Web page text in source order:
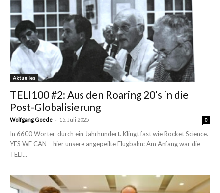
Aktuelles
TELI100 #2: Aus den Roaring 20’s in die
Post-Globalisierung
Wolfgang Goede - 15. Juli 2025 0
In 6600 Worten durch ein Jahrhundert. Klingt fast wie Rocket Science.
YES WE CAN – hier unsere angepeilte Flugbahn: Am Anfang war die
TELI...